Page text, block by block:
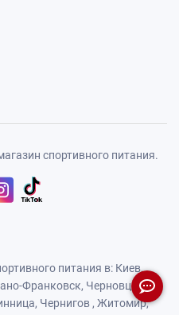
спортивного питания.
питания в: Киев,
Франковск, Черновцы,
Чернигов , Житомир,